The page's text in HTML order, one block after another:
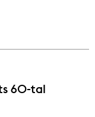
60-tal